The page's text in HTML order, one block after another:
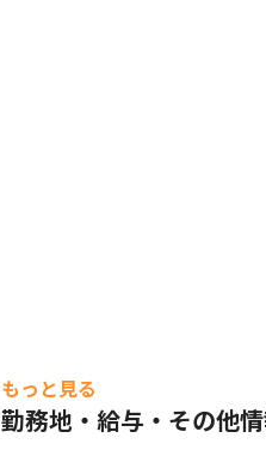
もっと見る
勤務地・給与・その他